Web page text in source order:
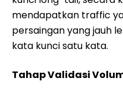
mendapatkan traffic
persaingan yang jauh
kata kunci satu kata.
Tahap Validasi